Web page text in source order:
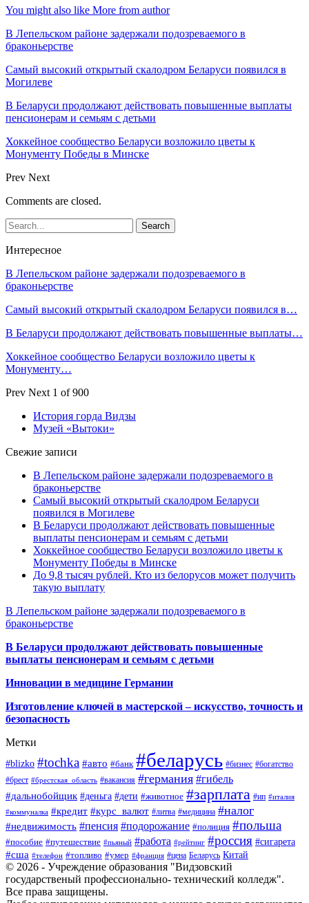
You might also like More from author
В Лепельском районе задержали подозреваемого в
браконьерстве
Самый высокий открытый скалодром Беларуси появился в
Могилеве
В Беларуси продолжают действовать повышенные выплаты
пенсионерам и семьям с детьми
Хоккейное сообщество Беларуси возложило цветы к
Монументу Победы в Минске
Prev Next
Comments are closed.
Интересное
В Лепельском районе задержали подозреваемого в
браконьерстве
Самый высокий открытый скалодром Беларуси появился в…
В Беларуси продолжают действовать повышенные выплаты…
Хоккейное сообщество Беларуси возложило цветы к
Монументу…
Prev Next 1 of 900
История горда Видзы
Музей «Вытоки»
Свежие записи
В Лепельском районе задержали подозреваемого в
браконьерстве
Самый высокий открытый скалодром Беларуси
появился в Могилеве
В Беларуси продолжают действовать повышенные
выплаты пенсионерам и семьям с детьми
Хоккейное сообщество Беларуси возложило цветы к
Монументу Победы в Минске
До 9,8 тысяч рублей. Кто из белорусов может получить
такую выплату
В Лепельском районе задержали подозреваемого в
браконьерстве
В Беларуси продолжают действовать повышенные
выплаты пенсионерам и семьям с детьми
Инновации в медицине Германии
Изготовление ключей в мастерской – искусство, точность и
безопасность
Метки
#blizko #tochka #авто #банк #беларусь #бизнес #богатство
#брест #брестская_область #вакансия #германия #гибель
#дальнобойщик #деньга #дети #животное #зарплата #ип #италия
#коммуналка #кредит #курс_валют #литва #медицина #налог
#недвижимость #пенсия #подорожание #полиция #польша
#пособие #путешествие #пьяный #работа #рейтинг #россия #сигарета
#сша #телефон #топливо #умер #франция #цена Беларусь Китай
© 2026 - Учреждение образования "Видзовский
государственый профессионально- технический колледж".
Все права защищены.